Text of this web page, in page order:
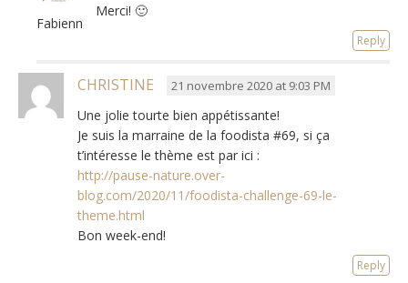
Fabienne
Merci! 🙂
Reply
CHRISTINE 21 novembre 2020 at 9:03 PM
Une jolie tourte bien appétissante!
Je suis la marraine de la foodista #69, si ça
t’intéresse le thème est par ici :
http://pause-nature.over-
blog.com/2020/11/foodista-challenge-69-le-
theme.html
Bon week-end!
Reply